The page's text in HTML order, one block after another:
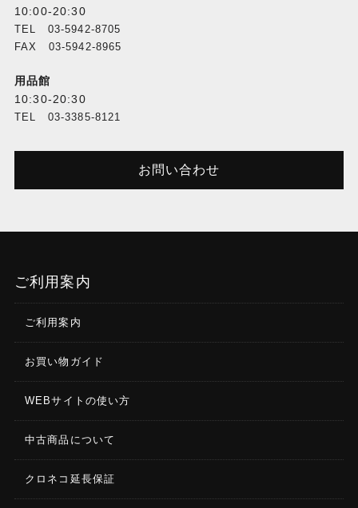
10:00-20:30
TEL 03-5942-8705
FAX 03-5942-8965
用品館
10:30-20:30
TEL 03-3385-8121
お問い合わせ
ご利用案内
ご利用案内
お買い物ガイド
WEBサイトの使い方
中古商品について
クロネコ延長保証